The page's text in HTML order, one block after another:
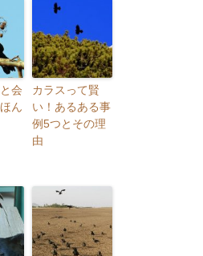
会
ん
カラスって賢
い！あるある事
例5つとその理
由